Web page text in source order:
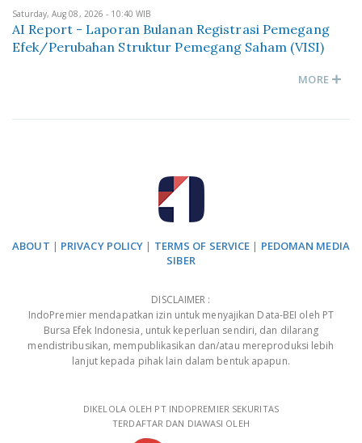
Saturday, Aug 08, 2026 - 10:40 WIB
AI Report - Laporan Bulanan Registrasi Pemegang
Efek/Perubahan Struktur Pemegang Saham (VISI)
MORE
ABOUT | PRIVACY POLICY | TERMS OF SERVICE | PEDOMAN MEDIA
SIBER
DISCLAIMER :
IndoPremier mendapatkan izin untuk menyajikan Data-BEI oleh PT
Bursa Efek Indonesia, untuk keperluan sendiri, dan dilarang
mendistribusikan, mempublikasikan dan/atau mereproduksi lebih
lanjut kepada pihak lain dalam bentuk apapun.
DIKELOLA OLEH PT INDOPREMIER SEKURITAS
TERDAFTAR DAN DIAWASI OLEH